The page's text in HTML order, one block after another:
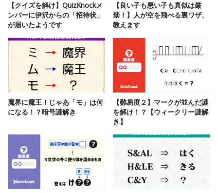
【クイズを解け】QuizKnockメ
ンバーに伊沢からの「招待状」
が届いたようです
【良い子も悪い子も真似は厳
禁！】人が空を飛べる裏ワザ、
教えます
魔界に魔王！じゃあ「モ」は何
になる！？暗号謎解き
【難易度２】マークが並んだ謎
を解け！？【ウィークリー謎解
き】